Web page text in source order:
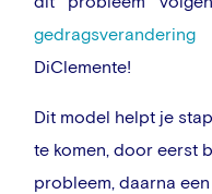
gedragsverandering
DiClemente!
Dit model helpt je
te komen, door eerst
probleem, daarna